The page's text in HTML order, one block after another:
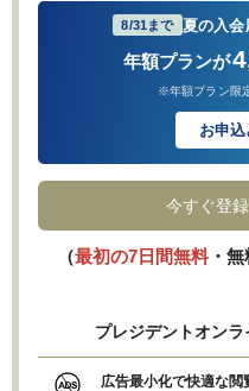
8/31まで 夏の入会
年額プランが
※年額プラン限
お申
今すぐ登
（最初の7日間無料・無
プレジデントオン
広告最小化で快適な閲